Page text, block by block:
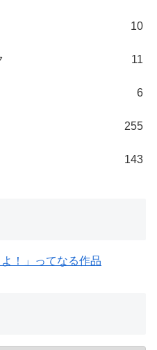
10
11
6
255
143
！」ってなる作品